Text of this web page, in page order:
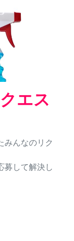
エス
みんなのリク
募して解決し